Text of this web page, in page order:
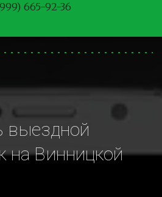
665-92-36
выездной
Винницкой